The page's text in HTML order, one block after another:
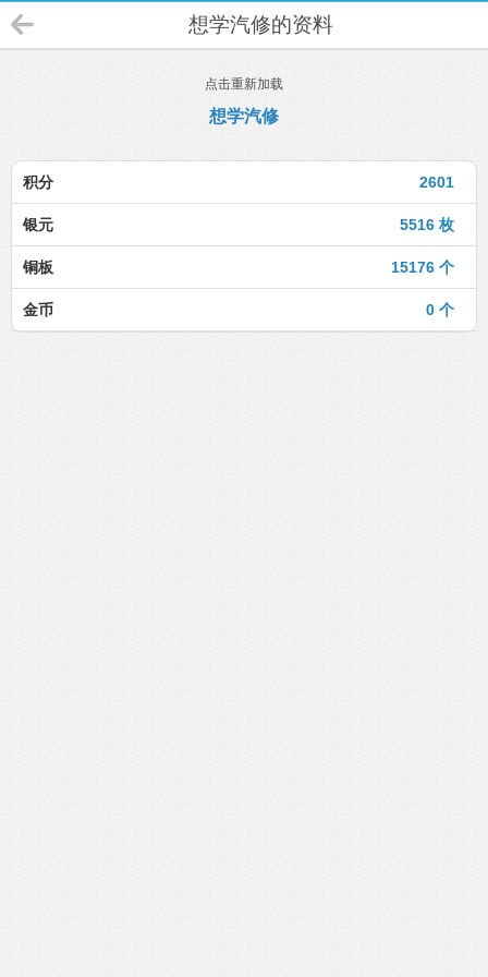
想学汽修的资料
点击重新加载
想学汽修
2601
积分
5516 枚
银元
15176 个
铜板
0 个
金币